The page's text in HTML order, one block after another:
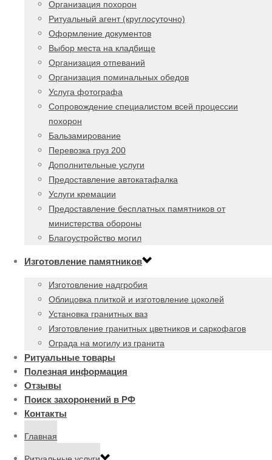
Организация похорон
Ритуальный агент (круглосуточно)
Оформление документов
Выбор места на кладбище
Организация отпеваний
Организация поминальных обедов
Услуга фотографа
Сопровождение специалистом всей процессии
похорон
Бальзамирование
Перевозка груз 200
Дополнительные услуги
Предоставление автокатафалка
Услуги кремации
Предоставление бесплатных памятников от
министерства обороны
Благоустройство могил
Изготовление памятников
Изготовление надгробия
Облицовка плиткой и изготовление цоколей
Установка гранитных ваз
Изготовление гранитных цветников и саркофагов
Ограда на могилу из гранита
Ритуальные товары
Полезная информация
Отзывы
Поиск захоронений в РФ
Контакты
Главная